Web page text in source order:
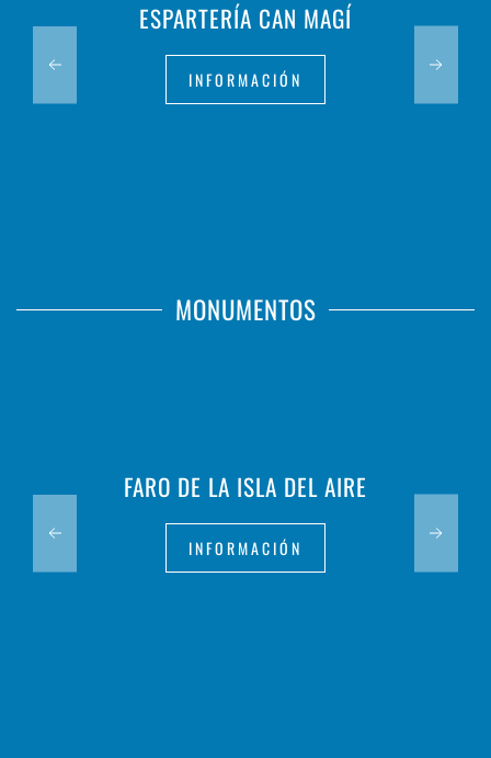
ESPARTERÍA CAN MAGÍ
INFORMACIÓN
MONUMENTOS
FARO DE LA ISLA DEL AIRE
INFORMACIÓN